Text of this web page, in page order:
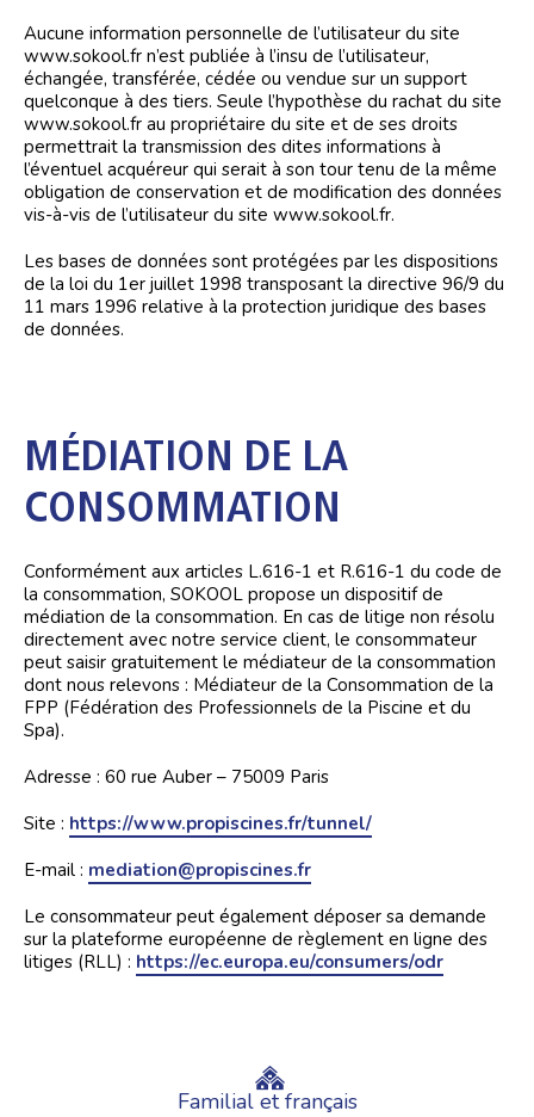
Aucune information personnelle de l’utilisateur du site
www.sokool.fr n’est publiée à l’insu de l’utilisateur,
échangée, transférée, cédée ou vendue sur un support
quelconque à des tiers. Seule l’hypothèse du rachat du site
www.sokool.fr au propriétaire du site et de ses droits
permettrait la transmission des dites informations à
l’éventuel acquéreur qui serait à son tour tenu de la même
obligation de conservation et de modification des données
vis-à-vis de l’utilisateur du site www.sokool.fr.
Les bases de données sont protégées par les dispositions
de la loi du 1er juillet 1998 transposant la directive 96/9 du
11 mars 1996 relative à la protection juridique des bases
de données.
MÉDIATION DE LA
CONSOMMATION
Conformément aux articles L.616-1 et R.616-1 du code de
la consommation, SOKOOL propose un dispositif de
médiation de la consommation. En cas de litige non résolu
directement avec notre service client, le consommateur
peut saisir gratuitement le médiateur de la consommation
dont nous relevons : Médiateur de la Consommation de la
FPP (Fédération des Professionnels de la Piscine et du
Spa).
Adresse : 60 rue Auber – 75009 Paris
Site : https://www.propiscines.fr/tunnel/
E-mail : mediation@propiscines.fr
Le consommateur peut également déposer sa demande
sur la plateforme européenne de règlement en ligne des
litiges (RLL) : https://ec.europa.eu/consumers/odr
Familial et français